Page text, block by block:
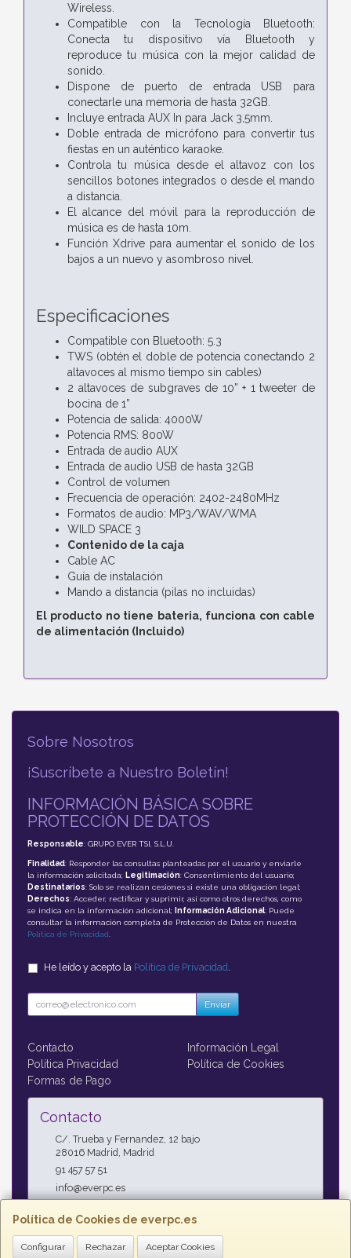
Wireless.
Compatible con la Tecnología Bluetooth:
Conecta tu dispositivo vía Bluetooth y
reproduce tu música con la mejor calidad de
sonido.
Dispone de puerto de entrada USB para
conectarle una memoria de hasta 32GB.
Incluye entrada AUX In para Jack 3,5mm.
Doble entrada de micrófono para convertir tus
fiestas en un auténtico karaoke.
Controla tu música desde el altavoz con los
sencillos botones integrados o desde el mando
a distancia.
El alcance del móvil para la reproducción de
música es de hasta 10m.
Función Xdrive para aumentar el sonido de los
bajos a un nuevo y asombroso nivel.
Especificaciones
Compatible con Bluetooth: 5.3
TWS (obtén el doble de potencia conectando 2
altavoces al mismo tiempo sin cables)
2 altavoces de subgraves de 10” + 1 tweeter de
bocina de 1”
Potencia de salida: 4000W
Potencia RMS: 800W
Entrada de audio AUX
Entrada de audio USB de hasta 32GB
Control de volumen
Frecuencia de operación: 2402-2480MHz
Formatos de audio: MP3/WAV/WMA
WILD SPACE 3
Contenido de la caja
Cable AC
Guía de instalación
Mando a distancia (pilas no incluidas)
El producto no tiene bateria, funciona con cable
de alimentación (Incluido)
Política de Cookies de everpc.es
Configurar Rechazar Aceptar Cookies
Sobre Nosotros
¡Suscríbete a Nuestro Boletín!
INFORMACIÓN BÁSICA SOBRE
PROTECCIÓN DE DATOS
Responsable: GRUPO EVER TSI, S.L.U.
Finalidad: Responder las consultas planteadas por el usuario y enviarle
la información solicitada; Legitimación: Consentimiento del usuario;
Destinatarios: Solo se realizan cesiones si existe una obligación legal;
Derechos: Acceder, rectificar y suprimir, así como otros derechos, como
se indica en la información adicional;
Información Adicional: Puede
consultar la información completa de Protección de Datos en nuestra
Política de Privacidad
He leído y acepto la Política de Privacidad
Enviar
Contacto
Información Legal
Política Privacidad
Política de Cookies
Formas de Pago
Contacto
C/. Trueba y Fernandez, 12 bajo
28016 Madrid Madrid
91 457 57 51
info@everpc.es
Horario